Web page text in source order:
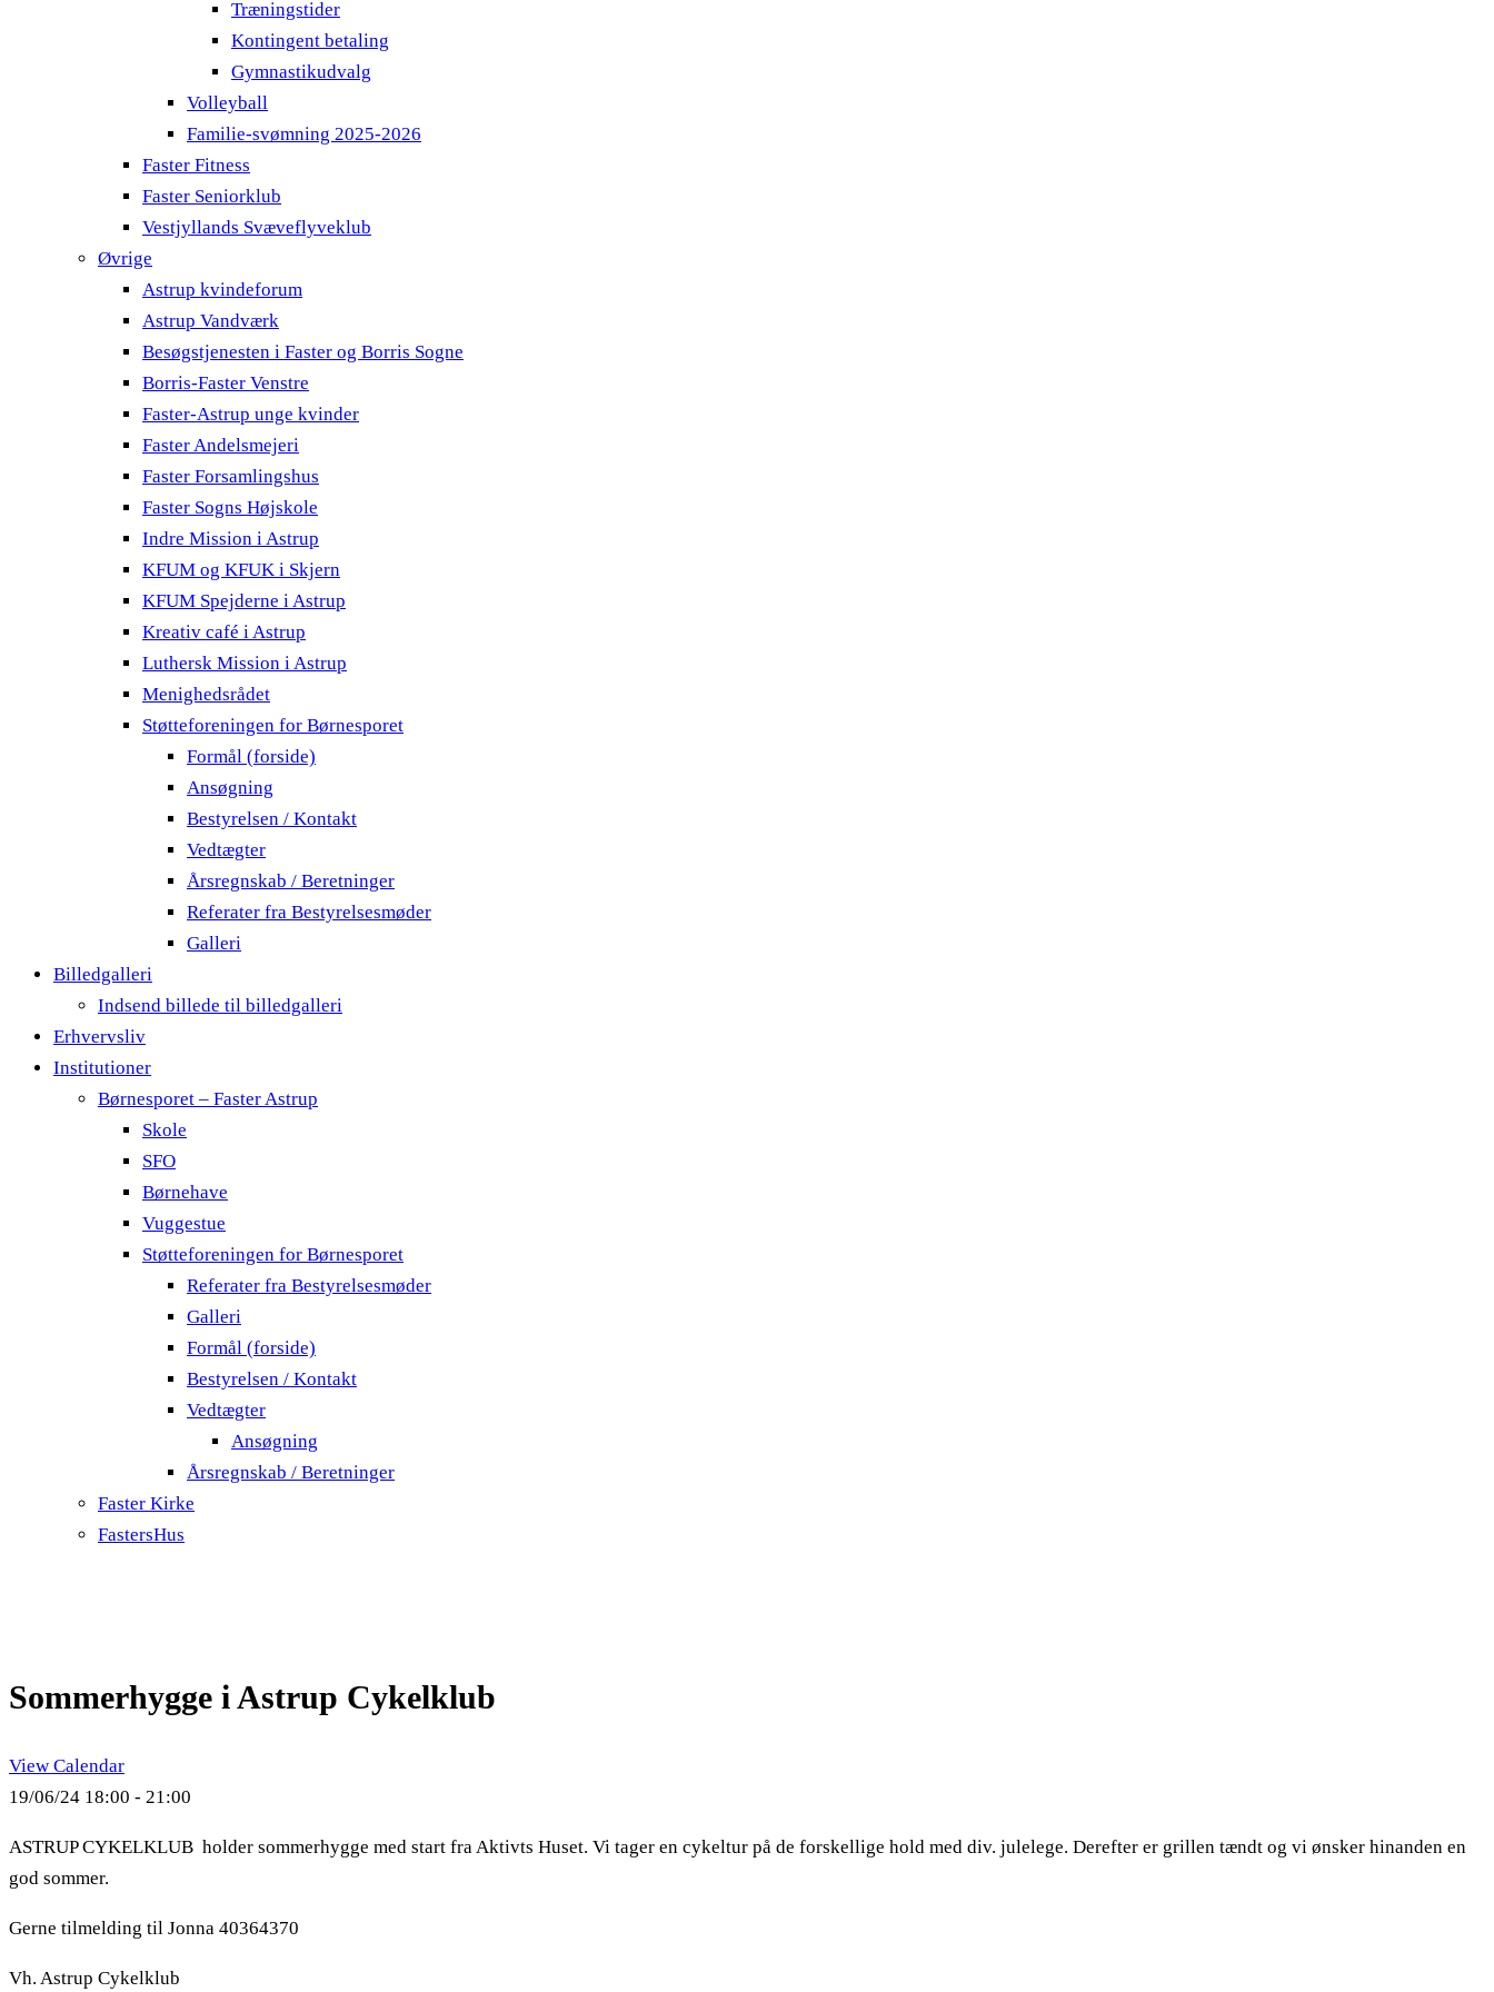
Træningstider
Kontingent betaling
Gymnastikudvalg
Volleyball
Familie-svømning 2025-2026
Faster Fitness
Faster Seniorklub
Vestjyllands Svæveflyveklub
Øvrige
Astrup kvindeforum
Astrup Vandværk
Besøgstjenesten i Faster og Borris Sogne
Borris-Faster Venstre
Faster-Astrup unge kvinder
Faster Andelsmejeri
Faster Forsamlingshus
Faster Sogns Højskole
Indre Mission i Astrup
KFUM og KFUK i Skjern
KFUM Spejderne i Astrup
Kreativ café i Astrup
Luthersk Mission i Astrup
Menighedsrådet
Støtteforeningen for Børnesporet
Formål (forside)
Ansøgning
Bestyrelsen / Kontakt
Vedtægter
Årsregnskab / Beretninger
Referater fra Bestyrelsesmøder
Galleri
Billedgalleri
Indsend billede til billedgalleri
Erhvervsliv
Institutioner
Børnesporet – Faster Astrup
Skole
SFO
Børnehave
Vuggestue
Støtteforeningen for Børnesporet
Referater fra Bestyrelsesmøder
Galleri
Formål (forside)
Bestyrelsen / Kontakt
Vedtægter
Ansøgning
Årsregnskab / Beretninger
Faster Kirke
FastersHus
Sommerhygge i Astrup Cykelklub
View Calendar
19/06/24 18:00 - 21:00
ASTRUP CYKELKLUB holder sommerhygge med start fra Aktivts Huset. Vi tager en cykeltur på de forskellige hold med div. julelege. Derefter er grillen tændt og vi ønsker hinanden en
god sommer.
Gerne tilmelding til Jonna 40364370
Vh. Astrup Cykelklub